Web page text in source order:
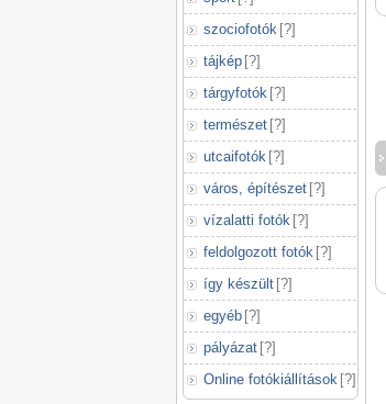
szociofotók [?]
tájkép [?]
tárgyfotók [?]
természet [?]
utcaifotók [?]
város, építészet [?]
vízalatti fotók [?]
feldolgozott fotók [?]
így készült [?]
egyéb [?]
pályázat [?]
Online fotókiállítások [?]